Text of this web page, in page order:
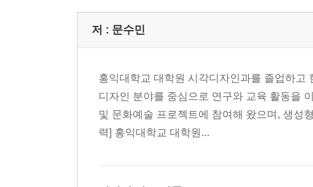
04 챗GPT, 무료로 쓸까? 유료로 쓸까?
알아두기·챗GPT Go 플랜
알아두기·구독 서비스
의외로 잘 모르는 유료 구독 취소하는 법
저 : 문수민
홍익대학교 대학원 시각디자인과를 졸업하
디자인 분야를 중심으로 연구와 교육 활동을
및 문화예술 프로젝트에 참여해 왔으며, 생성
력] 홍익대학교 대학원...